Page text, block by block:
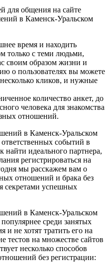
для общения на сайте
в Каменск-Уральском
время и находить
только с теми людьми,
своим образом жизни и
о пользователях вы можете
кликов, и нужные
количество анкет, до
человека для знакомства
отношений.
в Каменск-Уральском
событий в
найти идеального партнера,
регистрироваться на
мы расскажем вам о
отношений и брака без
секретами успешных
в Каменск-Уральском
среди занятых
и не хотят тратить его на
тестов на множестве сайтов
несколько способов
без регистрации: